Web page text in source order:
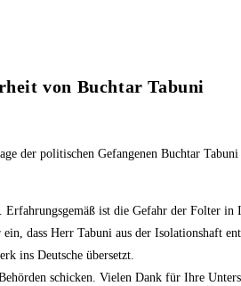
von Buchtar Tabuni
der politischen Gefangenen Buchtar
ist die Gefahr der Folter
dass Herr Tabuni aus der Isolationshaft
ins Deutsche übersetzt.
schicken. Vielen Dank für Ihre